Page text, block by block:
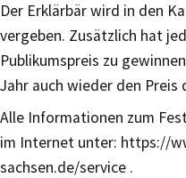
Der Erklärbär wird in den
vergeben. Zusätzlich hat
Publikumspreis zu
Jahr auch wieder den Preis
Alle Informationen zum
im Internet unter: https://
sachsen.de/service .